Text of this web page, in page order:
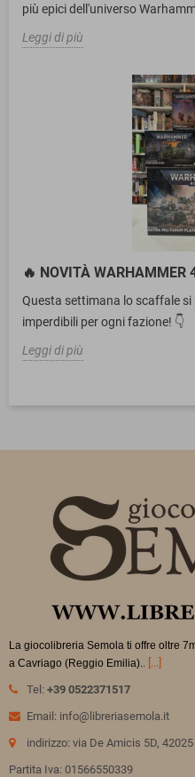
più epici dell'universo
Leggi di più
🔥 NOVITÀ WARHAMMER
Questa settimana lo scaffale si
imperdibili per ogni fazione! 👇
Leggi di più
La giocolibreria Semola ti offre oltre
a Cavriago (Reggio Emilia).. [...]
Tel: +39 0522371517
Email: info@libreriasemola.it
indirizzo: via De Amicis 5D,
Partita Iva: 01566550339